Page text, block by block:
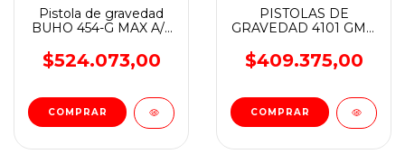
Pistola de gravedad
BUHO 454-G MAX A/T
Repintado Automotor.
$524.073,00
COMPRAR
PISTOLAS DE
GRAVEDAD 4101 GMP
presión
$409.375,00
COMPRAR